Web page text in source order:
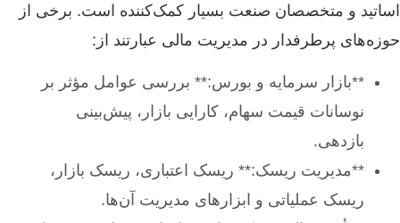
اساتید و متخصصان صنعت بسیار کمک‌کننده است. برخی از
حوزه‌های پرطرفدار در مدیریت مالی عبارتند از:
**بازار سرمایه و بورس:** بررسی عوامل مؤثر بر
نوسانات قیمت سهام، کارایی بازار، پیش‌بینی
بازدهی.
**مدیریت ریسک:** ریسک اعتباری، ریسک بازار،
ریسک عملیاتی و ابزارهای مدیریت آن‌ها.